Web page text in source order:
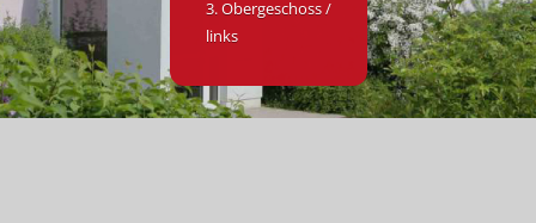
3. Obergeschoss /
links